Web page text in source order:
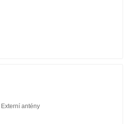
Externí antény